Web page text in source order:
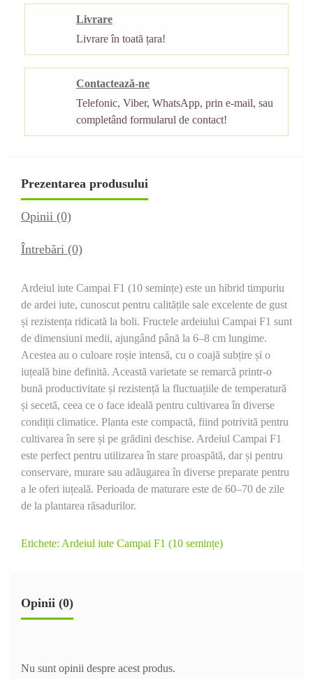
Livrare
Livrare în toată țara!
Contactează-ne
Telefonic, Viber, WhatsApp, prin e-mail, sau
completând formularul de contact!
Prezentarea produsului
Opinii (0)
Întrebări (0)
Ardeiul iute Campai F1 (10 semințe) este un hibrid timpuriu
de ardei iute, cunoscut pentru calitățile sale excelente de gust
și rezistența ridicată la boli. Fructele ardeiului Campai F1 sunt
de dimensiuni medii, ajungând până la 6–8 cm lungime.
Acestea au o culoare roșie intensă, cu o coajă subțire și o
iuțeală bine definită. Această varietate se remarcă printr-o
bună productivitate și rezistență la fluctuațiile de temperatură
și secetă, ceea ce o face ideală pentru cultivarea în diverse
condiții climatice. Planta este compactă, fiind potrivită pentru
cultivarea în sere și pe grădini deschise. Ardeiul Campai F1
este perfect pentru utilizarea în stare proaspătă, dar și pentru
conservare, murare sau adăugarea în diverse preparate pentru
a le oferi iuțeală. Perioada de maturare este de 60–70 de zile
de la plantarea răsadurilor.
Etichete: Ardeiul iute Campai F1 (10 semințe)
Opinii (0)
Nu sunt opinii despre acest produs.